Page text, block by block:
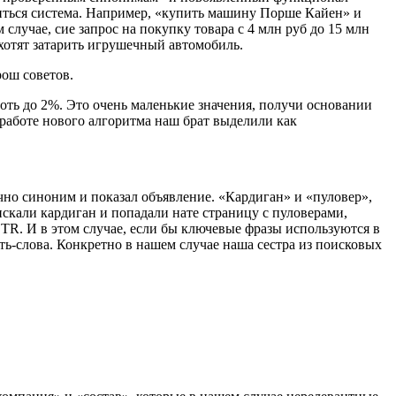
система. Например, «купить машину Порше Кайен» и
сие запрос на покупку товара с 4 млн руб до 15 млн
затарить игрушечный автомобиль.
советов.
до 2%. Это очень маленькие значения, получи основании
нового алгоритма наш брат выделили как
синоним и показал объявление. «Кардиган» и «пуловер»,
кардиган и попадали нате страницу с пуловерами,
И в этом случае, если бы ключевые фразы используются в
Конкретно в нашем случае наша сестра из поисковых